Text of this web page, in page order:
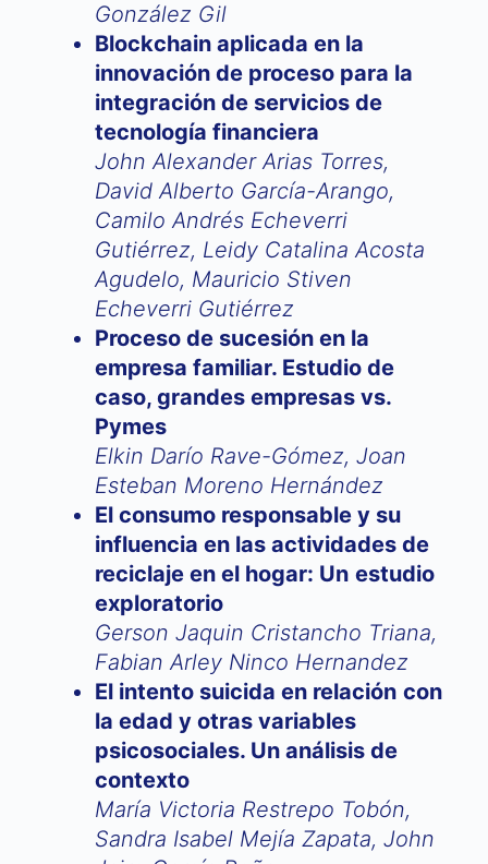
González Gil
Blockchain aplicada en la
innovación de proceso para la
integración de servicios de
tecnología financiera
John Alexander Arias Torres,
David Alberto García-Arango,
Camilo Andrés Echeverri
Gutiérrez, Leidy Catalina Acosta
Agudelo, Mauricio Stiven
Echeverri Gutiérrez
Proceso de sucesión en la
empresa familiar. Estudio de
caso, grandes empresas vs.
Pymes
Elkin Darío Rave-Gómez, Joan
Esteban Moreno Hernández
El consumo responsable y su
influencia en las actividades de
reciclaje en el hogar: Un estudio
exploratorio
Gerson Jaquin Cristancho Triana,
Fabian Arley Ninco Hernandez
El intento suicida en relación con
la edad y otras variables
psicosociales. Un análisis de
contexto
María Victoria Restrepo Tobón,
Sandra Isabel Mejía Zapata, John